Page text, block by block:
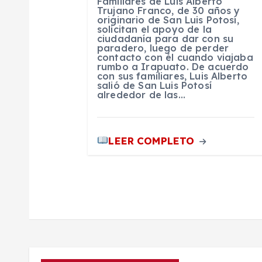
Trujano Franco, de 30 años y
originario de San Luis Potosí,
solicitan el apoyo de la
ciudadanía para dar con su
paradero, luego de perder
contacto con él cuando viajaba
rumbo a Irapuato. De acuerdo
con sus familiares, Luis Alberto
salió de San Luis Potosí
alrededor de las…
LEER COMPLETO